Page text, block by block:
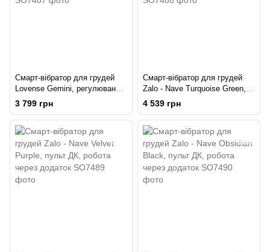
Смарт-вібратор для грудей
Lovense Gemini, регулювання
стискання соска, можна
3 799 грн
Смарт-вібратор для грудей
Zalo - Nave Turquoise Green,
пульт ДК, робота через
додаток
4 539 грн